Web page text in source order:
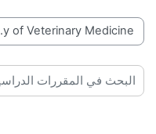
تصنيفات المقررات
البحث في المقررات الدراسية